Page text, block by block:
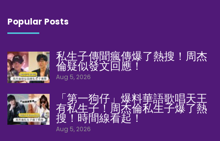
Popular Posts
私生子傳聞瘋傳爆了熱搜！周杰
倫疑似發文回應！
Aug 5, 2026
「第一狗仔」爆料華語歌唱天王
有私生子！周杰倫私生子爆了熱
搜！時間線看起！
Aug 5, 2026